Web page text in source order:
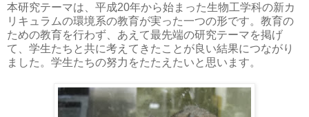
本研究テーマは、平成20年から始まった生物工学科の新カ
リキュラムの環境系の教育が実った一つの形です。教育の
ための教育を行わず、あえて最先端の研究テーマを掲げ
て、学生たちと共に考えてきたことが良い結果につながり
ました。学生たちの努力をたたえたいと思います。